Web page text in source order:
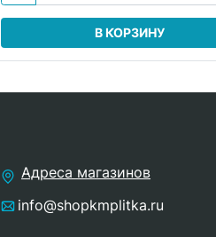
В КОРЗИНУ
Адреса магазинов
info@shopkmplitka.ru